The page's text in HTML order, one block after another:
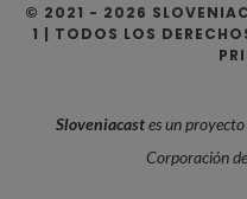
© 2021 - 2026
1 | TODOS LOS
Sloveniacastes un
Corporación